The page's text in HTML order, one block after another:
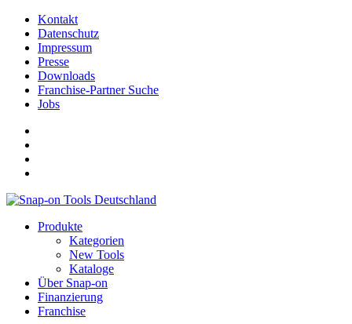
Kontakt
Datenschutz
Impressum
Presse
Downloads
Franchise-Partner Suche
Jobs
Produkte
Kategorien
New Tools
Kataloge
Über Snap-on
Finanzierung
Franchise